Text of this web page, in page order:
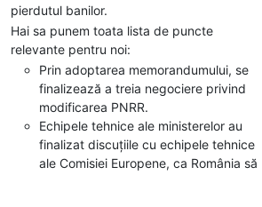
pierdutul banilor.
Hai sa punem toata lista de puncte
relevante pentru noi:
Prin adoptarea memorandumului, se
finalizează a treia negociere privind
modificarea PNRR.
Echipele tehnice ale ministerelor au
finalizat discuțiile cu echipele tehnice
ale Comisiei Europene, ca România să